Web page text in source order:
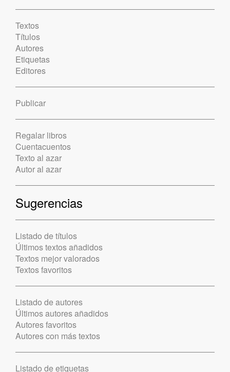
Textos
Títulos
Autores
Etiquetas
Editores
Publicar
Regalar libros
Cuentacuentos
Texto al azar
Autor al azar
Sugerencias
Listado de títulos
Últimos textos añadidos
Textos mejor valorados
Textos favoritos
Listado de autores
Últimos autores añadidos
Autores favoritos
Autores con más textos
Listado de etiquetas